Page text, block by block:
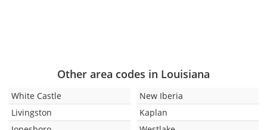
Other area codes in Louisiana
White Castle
Livingston
New Iberia
Kaplan